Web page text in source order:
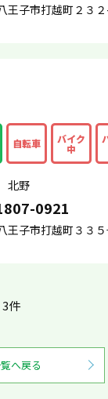
王子市打越町２３２
自転車 バイク
中
北野
0921
王子市打越町３３５
3件
へ戻る